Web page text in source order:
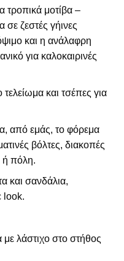
μοτίβα –
σε ζεστές γήινες
και η ανάλαφρη
για καλοκαιρινές
τελείωμα και τσέπες για
από εμάς, το φόρεμα
βόλτες, διακοπές
ή πόλη.
και σανδάλια,
look.
λάστιχο στο στήθος